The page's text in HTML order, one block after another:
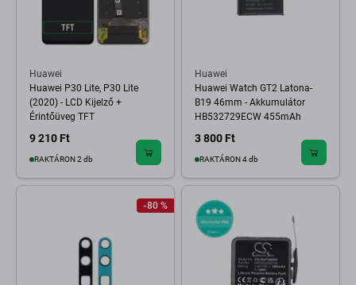
Huawei
Huawei P30 Lite, P30 Lite
(2020) - LCD Kijelző +
Érintőüveg TFT
9 210 Ft
RAKTÁRON 2 db
Huawei
Huawei Watch GT2 Latona-
B19 46mm - Akkumulátor
HB532729ECW 455mAh
3 800 Ft
RAKTÁRON 4 db
-80 %